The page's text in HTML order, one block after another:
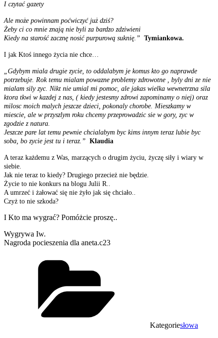
I czytać gazety
Ale może powinnam poćwiczyć już dziś?
Żeby ci co mnie znają nie byli za bardzo zdziwieni
Kiedy na starość zacznę nosić purpurową suknię.” Tymiankowa.
I jak Ktoś innego życia nie chce…
„Gdybym miala drugie zycie, to oddalabym je komus kto go naprawde
potrzebuje. Rok temu mialam powazne problemy zdrowotne , byly dni ze nie
mialam sily zyc. Nikt nie umial mi pomoc, ale jakas wielka wewnetrzna sila
ktora tkwi w kazdej z nas, ( kiedy jestesmy zdrowi zapominamy o niej) oraz
milosc moich malych jeszcze dzieci, pokonaly chorobe. Mieszkamy w
miescie, ale w przyszlym roku chcemy przeprowadzic sie w gory, zyc w
zgodzie z natura.
Jeszcze pare lat temu pewnie chcialabym byc kims innym teraz lubie byc
soba, bo zycie jest tu i teraz.” Klaudia
A teraz każdemu z Was, marzących o drugim życiu, życzę siły i wiary w
siebie.
Jak nie teraz to kiedy? Drugiego przecież nie będzie.
Życie to nie konkurs na blogu Julii R..
A umrzeć i żałować się nie żyło jak się chciało..
Czyż to nie szkoda?
I Kto ma wygrać? Pomóżcie proszę..
Wygrywa Iw.
Nagroda pocieszenia dla aneta.c23
Kategoriesłowa